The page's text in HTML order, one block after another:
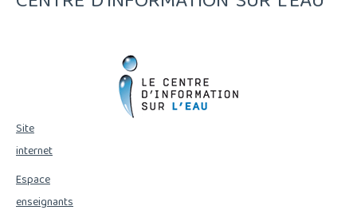
Site
internet
Espace
enseignants